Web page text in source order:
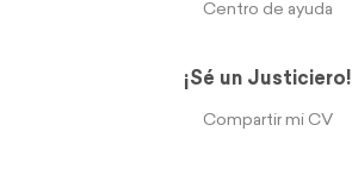
Centro de ayuda
¡Sé un Justiciero!
Compartir mi CV